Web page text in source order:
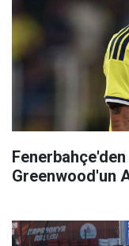
Greenwood'un